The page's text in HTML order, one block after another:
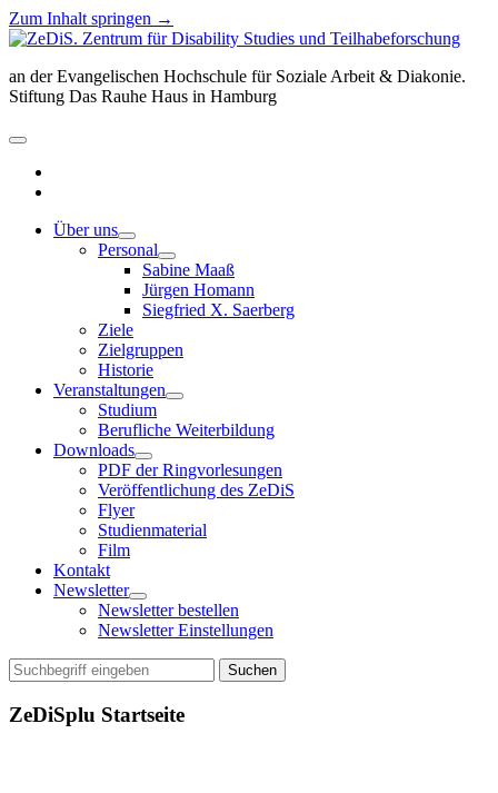
Zum Inhalt springen →
ZeDiS.
für
Disability
und
an der Evangelischen Hochschule für Soziale Arbeit & Diakonie.
Stiftung Das Rauhe Haus in Hamburg
Menü
Über uns
Menü
öffnen
Personal
Menü
öffnen
Sabine Maaß
Jürgen Homann
Siegfried X. Saerberg
Ziele
Zielgruppen
Historie
Veranstaltungen
Menü
öffnen
Studium
Berufliche Weiterbildung
Downloads
Menü
öffnen
PDF der Ringvorlesungen
Veröffentlichung des ZeDiS
Flyer
Studienmaterial
Film
Kontakt
Newsletter
Menü
öffnen
Newsletter bestellen
Newsletter Einstellungen
Suchen
ZeDiSplu Startseite